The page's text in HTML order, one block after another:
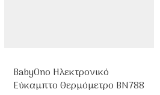
BabyOno Ηλεκτρονικό
Εύκαμπτο Θερμόμετρο BN788